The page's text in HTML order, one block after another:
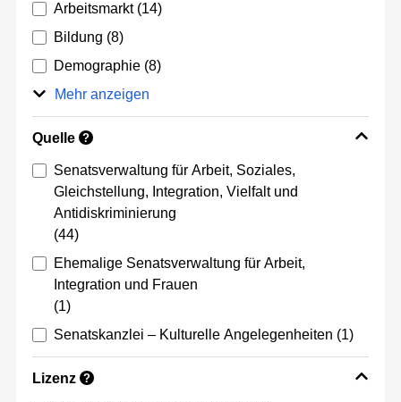
Arbeitsmarkt (14)
Bildung (8)
Demographie (8)
Mehr anzeigen
Quelle ?
Senatsverwaltung für Arbeit, Soziales,
Gleichstellung, Integration, Vielfalt und
Antidiskriminierung
(44)
Ehemalige Senatsverwaltung für Arbeit,
Integration und Frauen
(1)
Senatskanzlei – Kulturelle Angelegenheiten (1)
Lizenz ?